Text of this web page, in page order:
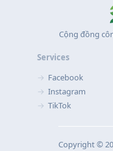
Cộng đồng
Services
Facebook
Instagram
TikTok
Copyright ©